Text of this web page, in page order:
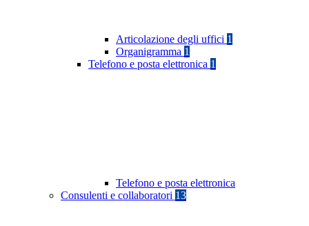
Articolazione degli uffici 1
Organigramma 1
Telefono e posta elettronica 1
Telefono e posta elettronica
Consulenti e collaboratori 13